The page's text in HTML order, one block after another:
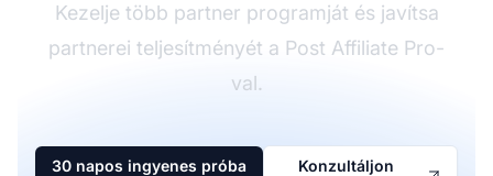
Kezelje több partner programját és javítsa
partnerei teljesítményét a Post Affiliate Pro-
val.
30 napos ingyenes próba
Konzultáljon